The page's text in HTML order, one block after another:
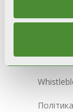
Етичний